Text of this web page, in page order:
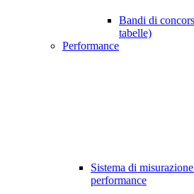
Bandi di
tabelle)
Performance
Sistema di
performance